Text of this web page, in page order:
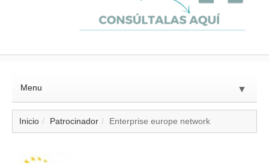
Menu ▼
Inicio Patrocinador Enterprise europe network